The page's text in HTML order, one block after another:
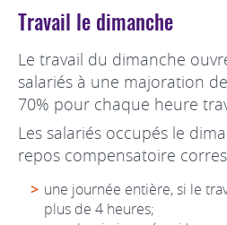
Travail le dimanche
Le travail du dimanche
salariés à une majoration
70% pour chaque heure
Les salariés occupés le
repos compensatoire
une journée entière, si le
plus de 4 heures;